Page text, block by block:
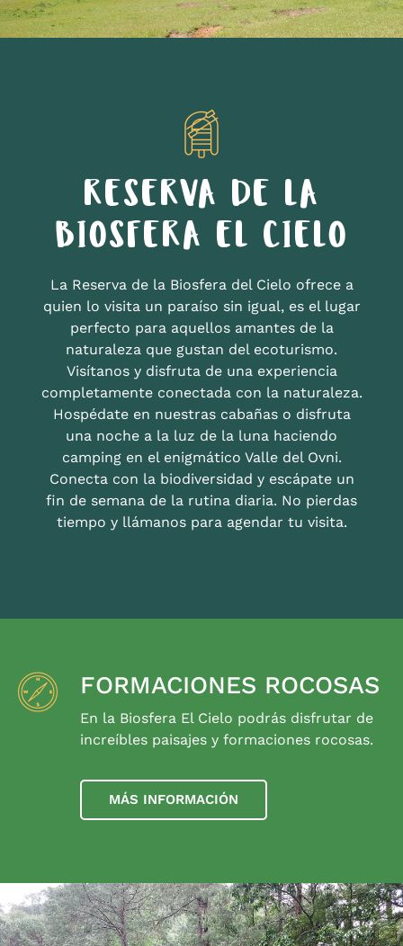
RESERVA DE LA
BIOSFERA EL CIELO
La Reserva de la Biosfera del Cielo ofrece a
quien lo visita un paraíso sin igual, es el lugar
perfecto para aquellos amantes de la
naturaleza que gustan del ecoturismo.
Visítanos y disfruta de una experiencia
completamente conectada con la naturaleza.
Hospédate en nuestras cabañas o disfruta
una noche a la luz de la luna haciendo
camping en el enigmático Valle del Ovni.
Conecta con la biodiversidad y escápate un
fin de semana de la rutina diaria. No pierdas
tiempo y llámanos para agendar tu visita.
FORMACIONES ROCOSAS
En la Biosfera El Cielo podrás disfrutar de
increíbles paisajes y formaciones rocosas.
MÁS INFORMACIÓN